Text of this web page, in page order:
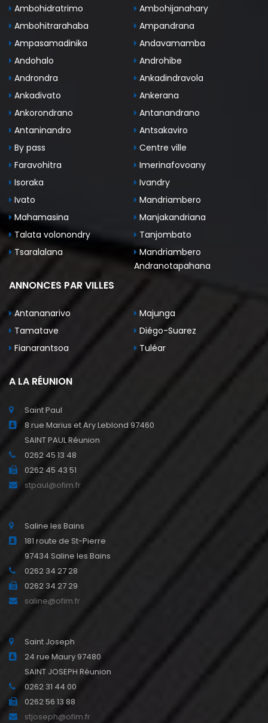
Ambohidratrimo
Ambohijanahary
Ambohitrarahaba
Ampandrana
Ampasamadinika
Andavamamba
Andohalo
Androhibe
Androndra
Ankadindravola
Ankadivato
Ankerana
Ankorondrano
Antanandrano
Antaninandro
Antsakaviro
By pass
Centre ville
Faravohitra
Imerinafovoany
Isoraka
Ivandry
Ivato
Mandriambero
Mahamasina
Manjakandriana
Talata volonondry
Tanjombato
Tsaralalana
Mandriambero
Andranotapahana
ANNONCES PAR VILLES
Antananarivo
Majunga
Tamatave
Diégo-Suarez
Fianarantsoa
Tuléar
A LA RÉUNION
Saint Paul
8 rue Marius et Ary Leblond 97460
SAINT PAUL Réunion
0262 45 13 48
0262 45 43 51
stpaul@ofim.fr
Saline les Bains
181 route de St-Pierre
97434 Saline les Bains
0262 34 27 28
0262 34 27 29
saline@ofim.fr
Saint Joseph
24 rue Maury 97480
SAINT JOSEPH Réunion
0262 31 44 00
0262 56 13 88
stjoseph@ofim.fr